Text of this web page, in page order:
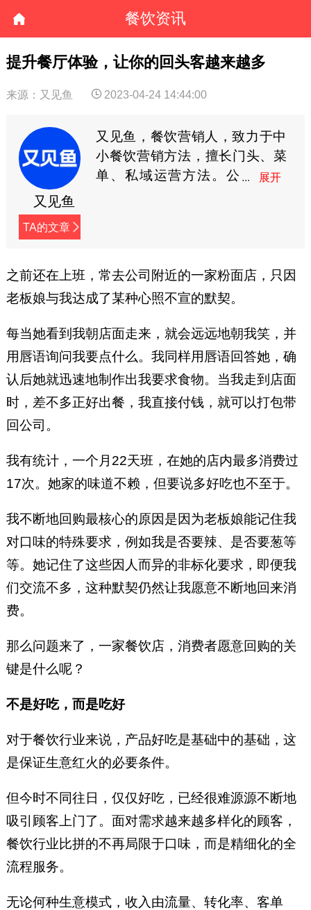
餐饮资讯
提升餐厅体验，让你的回头客越来越多
来源：又见鱼 2023-04-24 14:44:00
又见鱼
TA的文章
又见鱼，餐饮营销人，致力于中
小餐饮营销方法，擅长门头、菜
单、私域运营方法。公
之前还在上班，常去公司附近的一家粉面店，只因
老板娘与我达成了某种心照不宣的默契。
每当她看到我朝店面走来，就会远远地朝我笑，并
用唇语询问我要点什么。我同样用唇语回答她，确
认后她就迅速地制作出我要求食物。当我走到店面
时，差不多正好出餐，我直接付钱，就可以打包带
回公司。
我有统计，一个月22天班，在她的店内最多消费过
17次。她家的味道不赖，但要说多好吃也不至于。
我不断地回购最核心的原因是因为老板娘能记住我
对口味的特殊要求，例如我是否要辣、是否要葱等
等。她记住了这些因人而异的非标化要求，即便我
们交流不多，这种默契仍然让我愿意不断地回来消
费。
那么问题来了，一家餐饮店，消费者愿意回购的关
键是什么呢？
不是好吃，而是吃好
对于餐饮行业来说，产品好吃是基础中的基础，这
是保证生意红火的必要条件。
但今时不同往日，仅仅好吃，已经很难源源不断地
吸引顾客上门了。面对需求越来越多样化的顾客，
餐饮行业比拼的不再局限于口味，而是精细化的全
流程服务。
无论何种生意模式，收入由流量、转化率、客单